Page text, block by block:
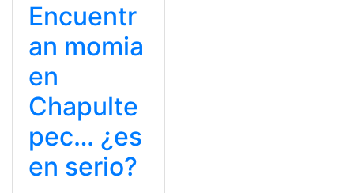
Encuentr
an momia
en
Chapulte
pec… ¿es
en serio?